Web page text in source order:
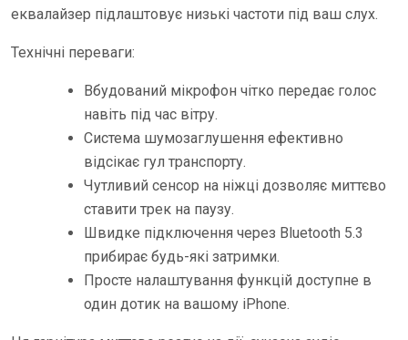
еквалайзер підлаштовує низькі частоти під ваш слух.
Технічні переваги:
Вбудований мікрофон чітко передає голос
навіть під час вітру.
Система шумозаглушення ефективно
відсікає гул транспорту.
Чутливий сенсор на ніжці дозволяє миттєво
ставити трек на паузу.
Швидке підключення через Bluetooth 5.3
прибирає будь-які затримки.
Просте налаштування функцій доступне в
один дотик на вашому iPhone.